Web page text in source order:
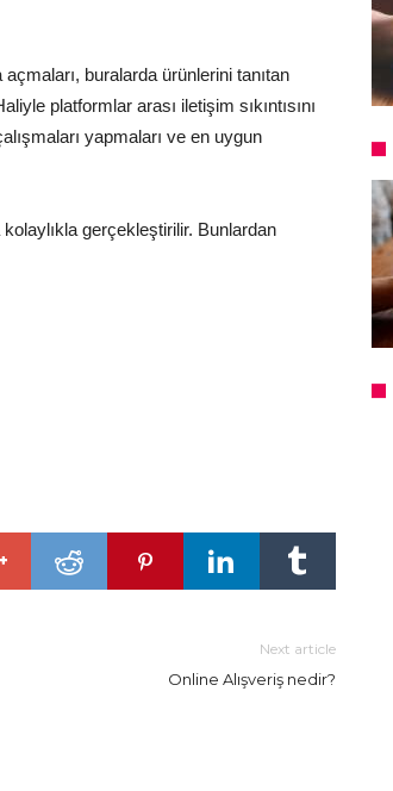
buralarda ürünlerini tanıtan
platformlar arası iletişim sıkıntısını
yapmaları ve en uygun
gerçekleştirilir. Bunlardan
Next article
Online Alışveriş nedir?